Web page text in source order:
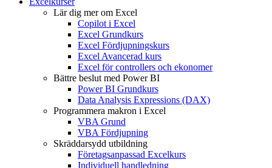
Lär dig mer om Excel
Copilot i Excel
Excel Grundkurs
Excel Fördjupningskurs
Excel Avancerad kurs
Excel för controllers och ekonomer
Bättre beslut med Power BI
Power BI Grundkurs
Data Analysis Expressions (DAX)
Programmera makron i Excel
VBA Grund
VBA Fördjupning
Skräddarsydd utbildning
Företagsanpassad Excelkurs
Individuell handledning